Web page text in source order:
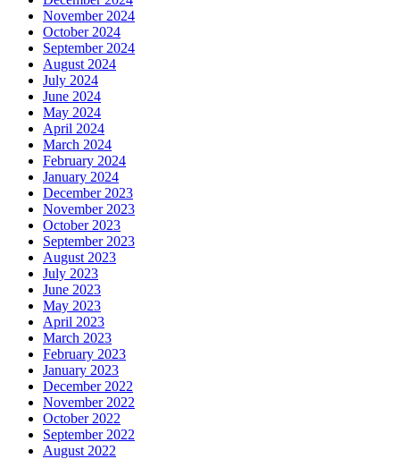
November 2024
October 2024
September 2024
August 2024
July 2024
June 2024
May 2024
April 2024
March 2024
February 2024
January 2024
December 2023
November 2023
October 2023
September 2023
August 2023
July 2023
June 2023
May 2023
April 2023
March 2023
February 2023
January 2023
December 2022
November 2022
October 2022
September 2022
August 2022